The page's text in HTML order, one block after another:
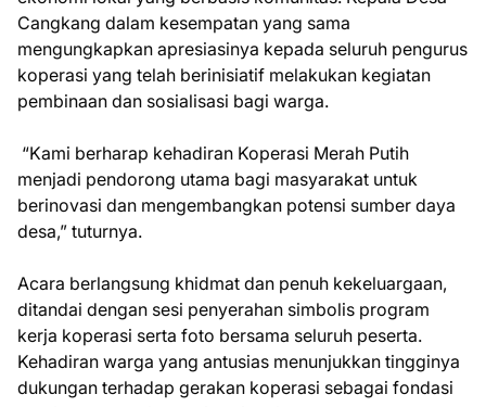
Cangkang dalam kesempatan yang sama
mengungkapkan apresiasinya kepada seluruh pengurus
koperasi yang telah berinisiatif melakukan kegiatan
pembinaan dan sosialisasi bagi warga.
“Kami berharap kehadiran Koperasi Merah Putih
menjadi pendorong utama bagi masyarakat untuk
berinovasi dan mengembangkan potensi sumber daya
desa,” tuturnya.
Acara berlangsung khidmat dan penuh kekeluargaan,
ditandai dengan sesi penyerahan simbolis program
kerja koperasi serta foto bersama seluruh peserta.
Kehadiran warga yang antusias menunjukkan tingginya
dukungan terhadap gerakan koperasi sebagai fondasi